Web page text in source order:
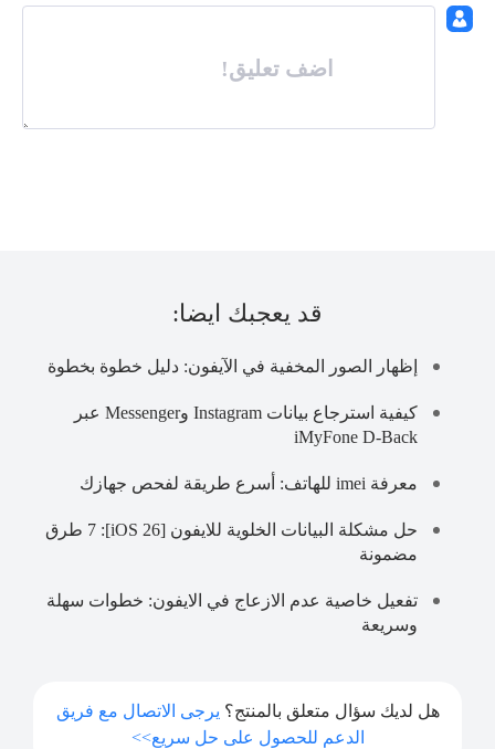
اضف تعليق!
قد يعجبك ايضا:
إظهار الصور المخفية في الآيفون: دليل خطوة بخطوة
كيفية استرجاع بيانات Instagram وMessenger عبر
iMyFone D-Back
معرفة imei للهاتف: أسرع طريقة لفحص جهازك
حل مشكلة البيانات الخلوية للايفون [iOS 26]: 7 طرق
مضمونة
تفعيل خاصية عدم الازعاج في الايفون: خطوات سهلة
وسريعة
هل لديك سؤال متعلق بالمنتج؟ يرجى الاتصال مع فريق
الدعم للحصول على حل سريع>>